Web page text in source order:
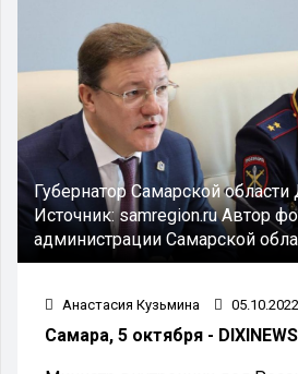
Губернатор Самарской
Источник:samregion.ruАвтор
администрации Самарской
Анастасия Кузьмина
Самара, 5 октября -